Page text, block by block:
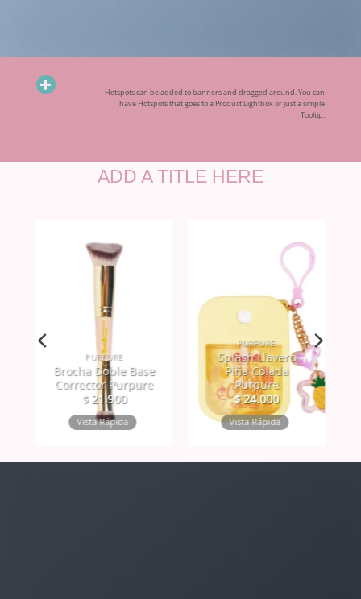
Hotspots can be added to banners and dragged around. You can
have Hotspots that goes to a Product Lightbox or just a simple
Tooltip.
ADD A TITLE HERE
PURPURE
Brocha Doble Base
Corrector Purpure
$21.900
Vista Rápida
PURPURE
Splash Llavero
Piña Colada
Purpure
$24.000
Vista Rápida